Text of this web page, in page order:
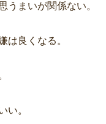
うまいが関係ない。
は良くなる。
い。